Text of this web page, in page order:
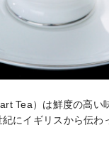
Tea）は鮮度の高い
にイギリスから伝